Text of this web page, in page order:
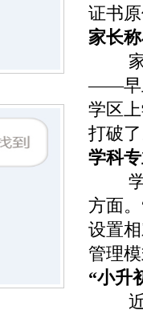
证书
家长
——早
学区
打破
学科
方面
设置
管理
“小升